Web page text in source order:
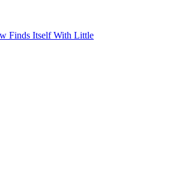
Finds Itself With Little